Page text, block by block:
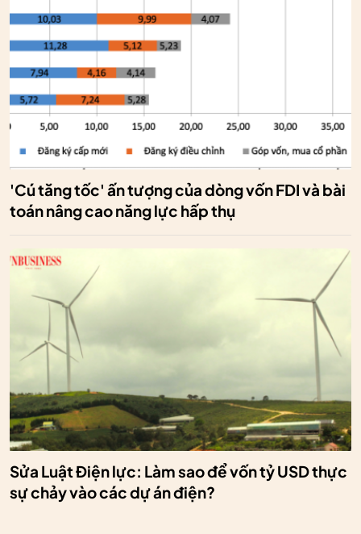
'Cú tăng tốc' ấn tượng của dòng vốn FDI và bài
toán nâng cao năng lực hấp thụ
Sửa Luật Điện lực: Làm sao để vốn tỷ USD thực
sự chảy vào các dự án điện?